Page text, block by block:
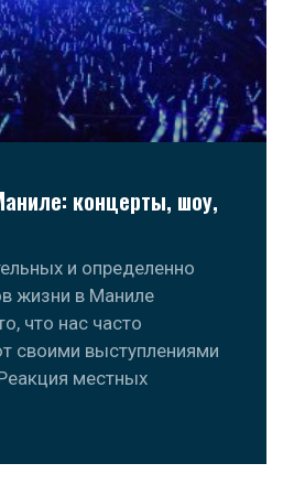
концерты, шоу,
и определенно
жизни в Маниле
что нас часто
своими выступлениями
местных